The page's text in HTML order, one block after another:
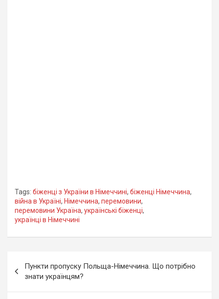
Tags: біженці з України в Німеччині, біженці Німеччина,
війна в Україні, Німеччина, перемовини,
перемовини Україна, українські біженці,
українці в Німеччині
записів
Пункти пропуску Польща-Німеччина. Що потрібно
знати українцям?